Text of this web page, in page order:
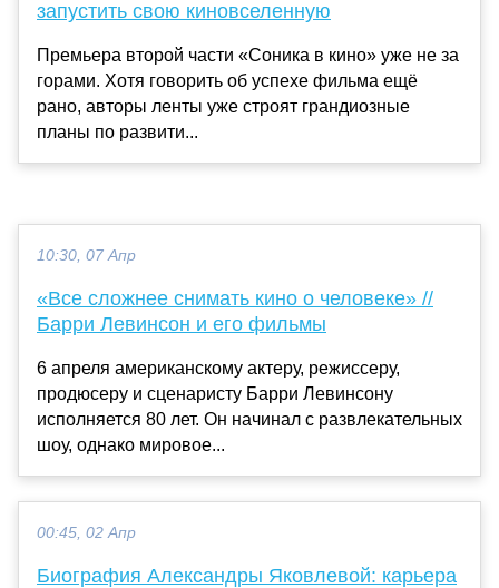
запустить свою киновселенную
Премьера второй части «Соника в кино» уже не за
горами. Хотя говорить об успехе фильма ещё
рано, авторы ленты уже строят грандиозные
планы по развити...
10:30, 07 Апр
«Все сложнее снимать кино о человеке» //
Барри Левинсон и его фильмы
6 апреля американскому актеру, режиссеру,
продюсеру и сценаристу Барри Левинсону
исполняется 80 лет. Он начинал с развлекательных
шоу, однако мировое...
00:45, 02 Апр
Биография Александры Яковлевой: карьера